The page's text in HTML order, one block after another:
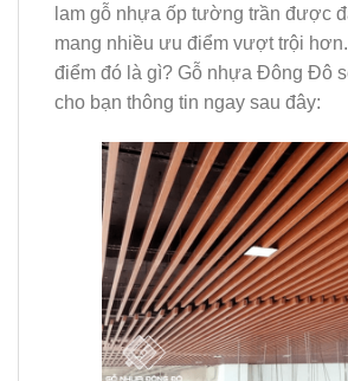
lam gỗ nhựa ốp tường trần được
mang nhiều ưu điểm vượt trội
điểm đó là gì? Gỗ nhựa Đông Đô
cho bạn thông tin ngay sau đây: